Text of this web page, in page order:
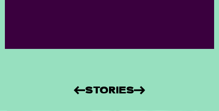
STORIES